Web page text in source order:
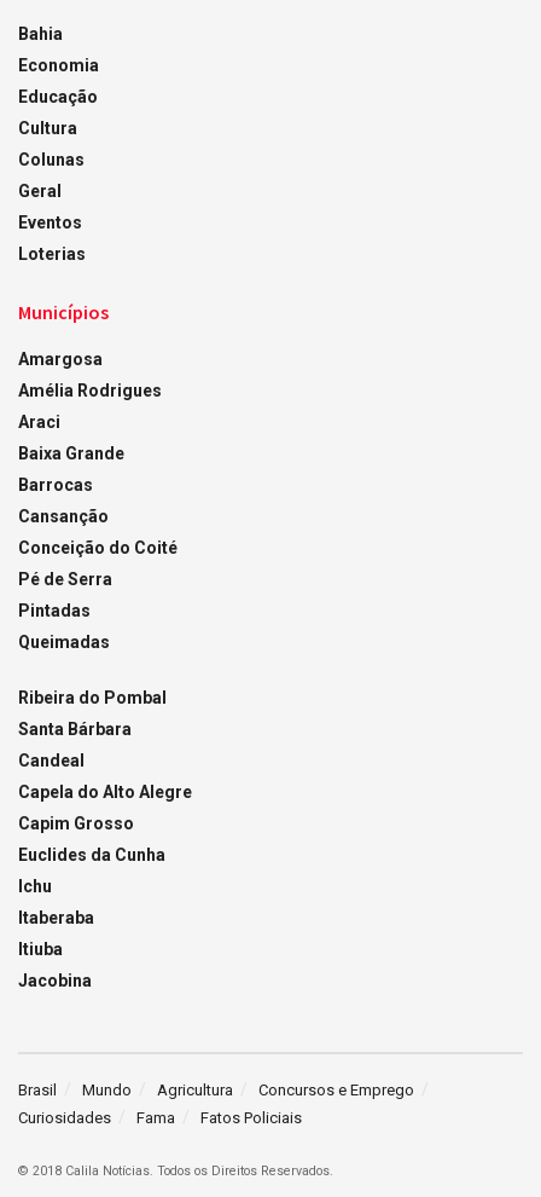
Bahia
Economia
Educação
Cultura
Colunas
Geral
Eventos
Loterias
Municípios
Amargosa
Amélia Rodrigues
Araci
Baixa Grande
Barrocas
Cansanção
Conceição do Coité
Pé de Serra
Pintadas
Queimadas
Ribeira do Pombal
Santa Bárbara
Candeal
Capela do Alto Alegre
Capim Grosso
Euclides da Cunha
Ichu
Itaberaba
Itiuba
Jacobina
Brasil Mundo Agricultura
Concursos e Emprego
Curiosidades
Fama Fatos Policiais
© 2018 Calila Notícias. Todos os Direitos Reservados.